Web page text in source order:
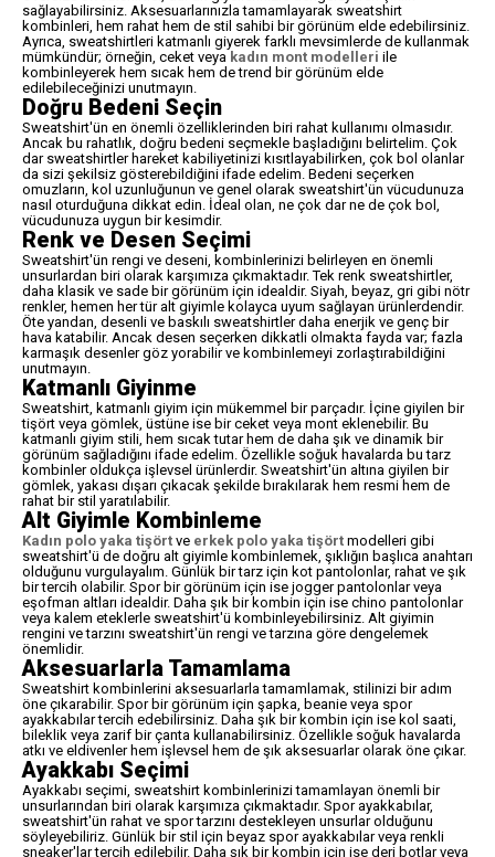
sağlayabilirsiniz. Aksesuarlarınızla tamamlayarak sweatshirt
kombinleri, hem rahat hem de stil sahibi bir görünüm elde edebilirsiniz.
Ayrıca, sweatshirtleri katmanlı giyerek farklı mevsimlerde de kullanmak
mümkündür; örneğin, ceket veya kadın mont modelleri ile
kombinleyerek hem sıcak hem de trend bir görünüm elde
edilebileceğinizi unutmayın.
Doğru Bedeni Seçin
Sweatshirt'ün en önemli özelliklerinden biri rahat kullanımı olmasıdır.
Ancak bu rahatlık, doğru bedeni seçmekle başladığını belirtelim. Çok
dar sweatshirtler hareket kabiliyetinizi kısıtlayabilirken, çok bol olanlar
da sizi şekilsiz gösterebildiğini ifade edelim. Bedeni seçerken
omuzların, kol uzunluğunun ve genel olarak sweatshirt'ün vücudunuza
nasıl oturduğuna dikkat edin. İdeal olan, ne çok dar ne de çok bol,
vücudunuza uygun bir kesimdir.
Renk ve Desen Seçimi
Sweatshirt'ün rengi ve deseni, kombinlerinizi belirleyen en önemli
unsurlardan biri olarak karşımıza çıkmaktadır. Tek renk sweatshirtler,
daha klasik ve sade bir görünüm için idealdir. Siyah, beyaz, gri gibi nötr
renkler, hemen her tür alt giyimle kolayca uyum sağlayan ürünlerdendir.
Öte yandan, desenli ve baskılı sweatshirtler daha enerjik ve genç bir
hava katabilir. Ancak desen seçerken dikkatli olmakta fayda var; fazla
karmaşık desenler göz yorabilir ve kombinlemeyi zorlaştırabildiğini
unutmayın.
Katmanlı Giyinme
Sweatshirt, katmanlı giyim için mükemmel bir parçadır. İçine giyilen bir
tişört veya gömlek, üstüne ise bir ceket veya mont eklenebilir. Bu
katmanlı giyim stili, hem sıcak tutar hem de daha şık ve dinamik bir
görünüm sağladığını ifade edelim. Özellikle soğuk havalarda bu tarz
kombinler oldukça işlevsel ürünlerdir. Sweatshirt'ün altına giyilen bir
gömlek, yakası dışarı çıkacak şekilde bırakılarak hem resmi hem de
rahat bir stil yaratılabilir.
Alt Giyimle Kombinleme
Kadın polo yaka tişört ve erkek polo yaka tişört modelleri gibi
sweatshirt'ü de doğru alt giyimle kombinlemek, şıklığın başlıca anahtarı
olduğunu vurgulayalım. Günlük bir tarz için kot pantolonlar, rahat ve şık
bir tercih olabilir. Spor bir görünüm için ise jogger pantolonlar veya
eşofman altları idealdir. Daha şık bir kombin için ise chino pantolonlar
veya kalem eteklerle sweatshirt'ü kombinleyebilirsiniz. Alt giyimin
rengini ve tarzını sweatshirt'ün rengi ve tarzına göre dengelemek
önemlidir.
Aksesuarlarla Tamamlama
Sweatshirt kombinlerini aksesuarlarla tamamlamak, stilinizi bir adım
öne çıkarabilir. Spor bir görünüm için şapka, beanie veya spor
ayakkabılar tercih edebilirsiniz. Daha şık bir kombin için ise kol saati,
bileklik veya zarif bir çanta kullanabilirsiniz. Özellikle soğuk havalarda
atkı ve eldivenler hem işlevsel hem de şık aksesuarlar olarak öne çıkar.
Ayakkabı Seçimi
Ayakkabı seçimi, sweatshirt kombinlerinizi tamamlayan önemli bir
unsurlarından biri olarak karşımıza çıkmaktadır. Spor ayakkabılar,
sweatshirt'ün rahat ve spor tarzını destekleyen unsurlar olduğunu
söyleyebiliriz. Günlük bir stil için beyaz spor ayakkabılar veya renkli
sneaker'lar tercih edilebilir. Daha şık bir kombin için ise deri botlar veya